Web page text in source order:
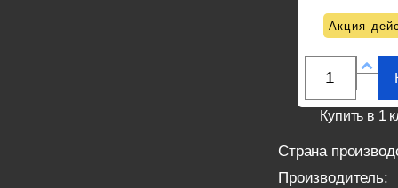
Акция
Купить в 1
Страна
Производитель: